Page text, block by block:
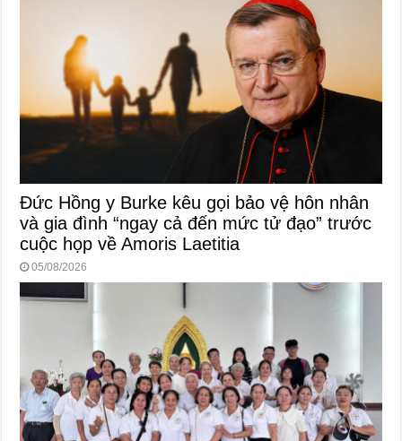
Đức Hồng y Burke kêu gọi bảo vệ hôn nhân
và gia đình “ngay cả đến mức tử đạo” trước
cuộc họp về Amoris Laetitia
05/08/2026